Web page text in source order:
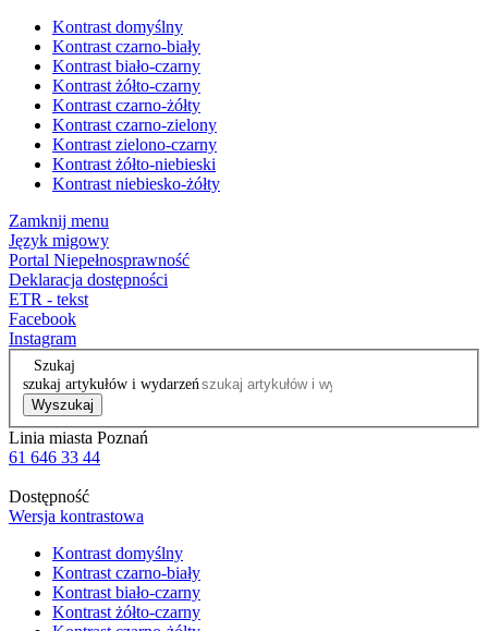
Kontrast domyślny
Kontrast czarno-biały
Kontrast biało-czarny
Kontrast żółto-czarny
Kontrast czarno-żółty
Kontrast czarno-zielony
Kontrast zielono-czarny
Kontrast żółto-niebieski
Kontrast niebiesko-żółty
Zamknij menu
Język migowy
Portal Niepełnosprawność
Deklaracja dostępności
ETR - tekst
Facebook
Instagram
Szukaj
szukaj artykułów i wydarzeń
Wyszukaj
Linia miasta Poznań
61 646 33 44
Dostępność
Wersja kontrastowa
Kontrast domyślny
Kontrast czarno-biały
Kontrast biało-czarny
Kontrast żółto-czarny